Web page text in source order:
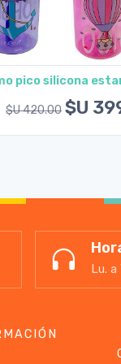
Agregar al carrito
pico silicona
$U 420.00 $U
Lu.